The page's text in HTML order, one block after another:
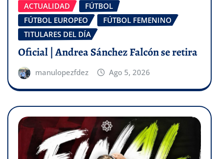
ACTUALIDAD
FÚTBOL
FÚTBOL EUROPEO
FÚTBOL FEMENINO
TITULARES DEL DÍA
Oficial | Andrea Sánchez Falcón se retira
manulopezfdez Ago 5, 2026